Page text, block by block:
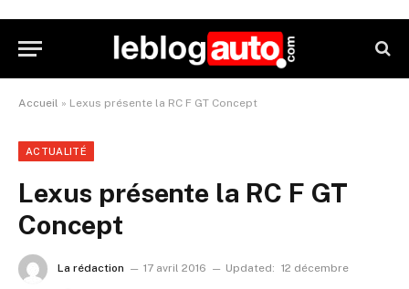
Accueil » Lexus présente la RC F GT Concept
ACTUALITÉ
Lexus présente la RC F GT
Concept
La rédaction 17 avril 2016 Updated: 12 décembre